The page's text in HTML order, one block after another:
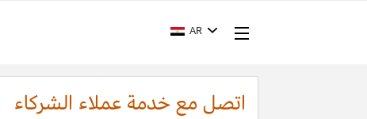
AR
اتصل مع خدمة عملاء الشركاء